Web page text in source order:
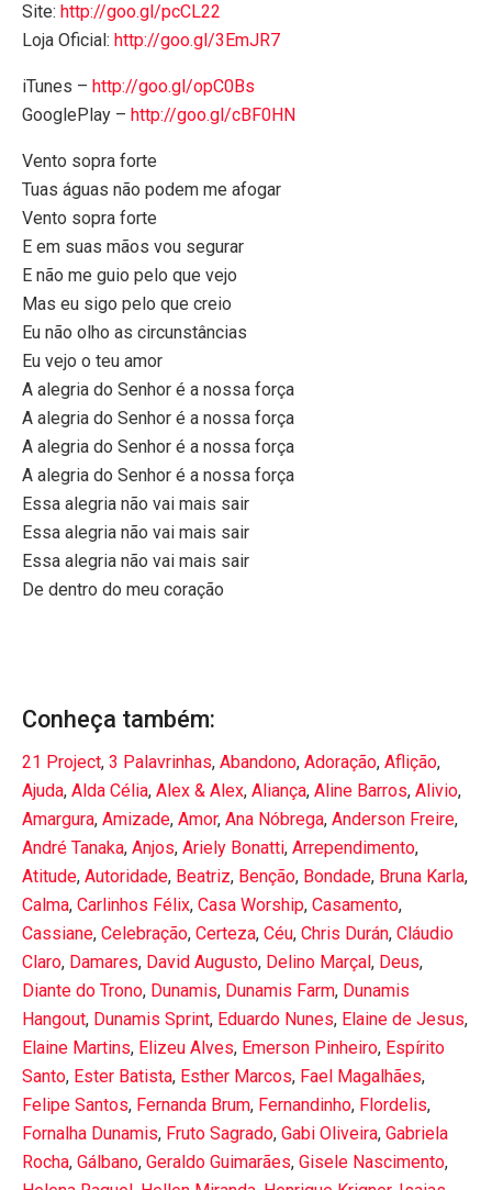
Site: http://goo.gl/pcCL22
Loja Oficial: http://goo.gl/3EmJR7
iTunes – http://goo.gl/opC0Bs
GooglePlay – http://goo.gl/cBF0HN
Vento sopra forte
Tuas águas não podem me afogar
Vento sopra forte
E em suas mãos vou segurar
E não me guio pelo que vejo
Mas eu sigo pelo que creio
Eu não olho as circunstâncias
Eu vejo o teu amor
A alegria do Senhor é a nossa força
A alegria do Senhor é a nossa força
A alegria do Senhor é a nossa força
A alegria do Senhor é a nossa força
Essa alegria não vai mais sair
Essa alegria não vai mais sair
Essa alegria não vai mais sair
De dentro do meu coração
Conheça também:
21 Project, 3 Palavrinhas, Abandono, Adoração, Aflição,
Ajuda, Alda Célia, Alex & Alex, Aliança, Aline Barros, Alivio,
Amargura, Amizade, Amor, Ana Nóbrega, Anderson Freire,
André Tanaka, Anjos, Ariely Bonatti, Arrependimento,
Atitude, Autoridade, Beatriz, Benção, Bondade, Bruna Karla,
Calma, Carlinhos Félix, Casa Worship, Casamento,
Cassiane, Celebração, Certeza, Céu, Chris Durán, Cláudio
Claro, Damares, David Augusto, Delino Marçal, Deus,
Diante do Trono, Dunamis, Dunamis Farm, Dunamis
Hangout, Dunamis Sprint, Eduardo Nunes, Elaine de Jesus,
Elaine Martins, Elizeu Alves, Emerson Pinheiro, Espírito
Santo, Ester Batista, Esther Marcos, Fael Magalhães,
Felipe Santos, Fernanda Brum, Fernandinho, Flordelis,
Fornalha Dunamis, Fruto Sagrado, Gabi Oliveira, Gabriela
Rocha, Gálbano, Geraldo Guimarães, Gisele Nascimento,